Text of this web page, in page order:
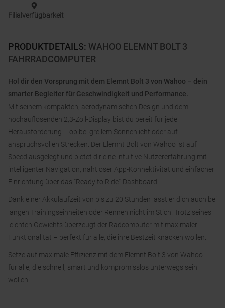
PRODUKTDETAILS: WAHOO ELEMNT BOLT 3
FAHRRADCOMPUTER
Hol dir den Vorsprung mit dem Elemnt Bolt 3 von Wahoo – dein
smarter Begleiter für Geschwindigkeit und Performance.
Mit seinem kompakten, aerodynamischen Design und dem
hochauflösenden 2,3-Zoll-Display bist du bereit für jede
Herausforderung – ob bei grellem Sonnenlicht oder auf
anspruchsvollen Strecken. Der Elemnt Bolt von Wahoo ist auf
Speed ausgelegt und bietet dir eine intuitive Nutzererfahrung mit
intelligenter Navigation, nahtloser App-Konnektivität und einfacher
Einrichtung über das "Ready to Ride"-Dashboard.
Dank einer Akkulaufzeit von bis zu 20 Stunden lässt er dich auch bei
langen Trainingseinheiten oder Rennen nicht im Stich. Trotz seines
leichten Gewichts überzeugt der Radcomputer mit maximaler
Funktionalität – perfekt für alle, die ihre Bestzeit knacken wollen.
Setze auf maximale Effizienz mit dem Elemnt Bolt 3 von Wahoo –
für alle, die schnell, smart und kompromisslos unterwegs sein
wollen.
Filialverfügbarkeit